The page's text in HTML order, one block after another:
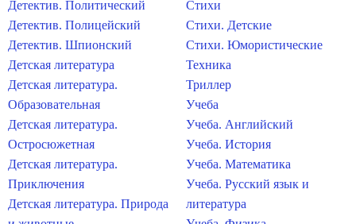
Детектив. Политический
Детектив. Полицейский
Детектив. Шпионский
Детская литература
Детская литература.
Образовательная
Детская литература.
Остросюжетная
Детская литература.
Приключения
Детская литература. Природа
Стихи
Стихи. Детские
Стихи. Юмористические
Техника
Триллер
Учеба
Учеба. Английский
Учеба. История
Учеба. Математика
Учеба. Русский язык и
литература